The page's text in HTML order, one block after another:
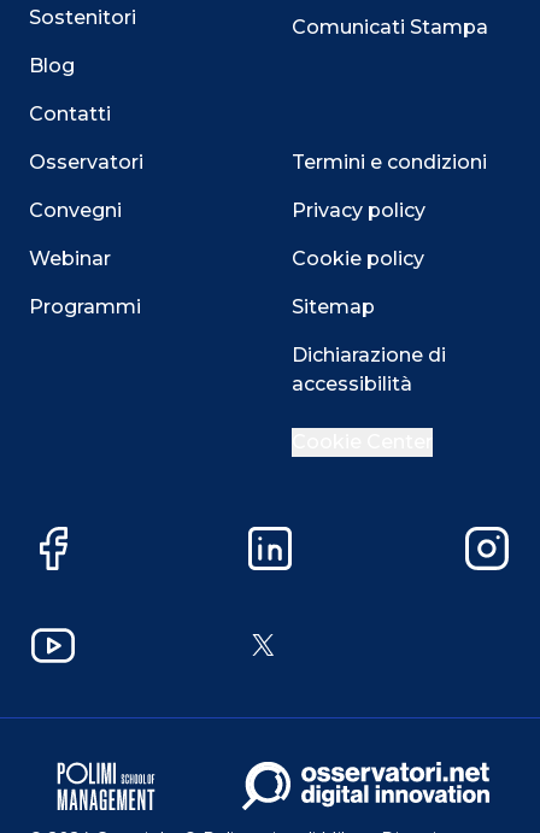
Sostenitori
Blog
Contatti
Osservatori
Convegni
Webinar
Programmi
Comunicati Stampa
Termini e condizioni
Privacy policy
Cookie policy
Sitemap
Dichiarazione di
accessibilità
Facebook LinkedIn
YouTube X